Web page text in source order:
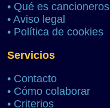
• Qué es cancioneros
• Aviso legal
• Política de cookies
Servicios
• Contacto
• Cómo colaborar
• Criterios